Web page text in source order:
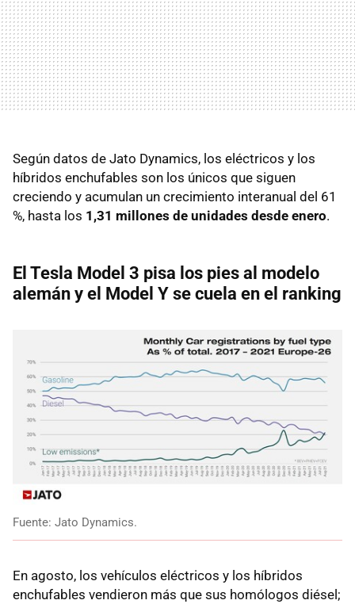
Según datos de Jato Dynamics, los eléctricos y los
híbridos enchufables son los únicos que siguen
creciendo y acumulan un crecimiento interanual del 61
%, hasta los 1,31 millones de unidades desde enero.
El Tesla Model 3 pisa los pies al modelo
alemán y el Model Y se cuela en el ranking
Fuente: Jato Dynamics.
En agosto, los vehículos eléctricos y los híbridos
enchufables vendieron más que sus homólogos diésel;